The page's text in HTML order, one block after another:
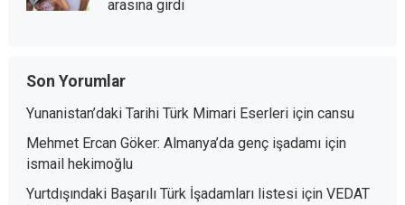
arasına girdi
Son Yorumlar
Yunanistan’daki Tarihi Türk Mimari Eserleriiçin cansu
Mehmet Ercan Göker: Almanya’da genç işadamıiçin
ismail hekimoğlu
Yurtdışındaki Başarılı Türk İşadamları listesiiçin VEDAT